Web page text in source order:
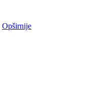
Opširnije